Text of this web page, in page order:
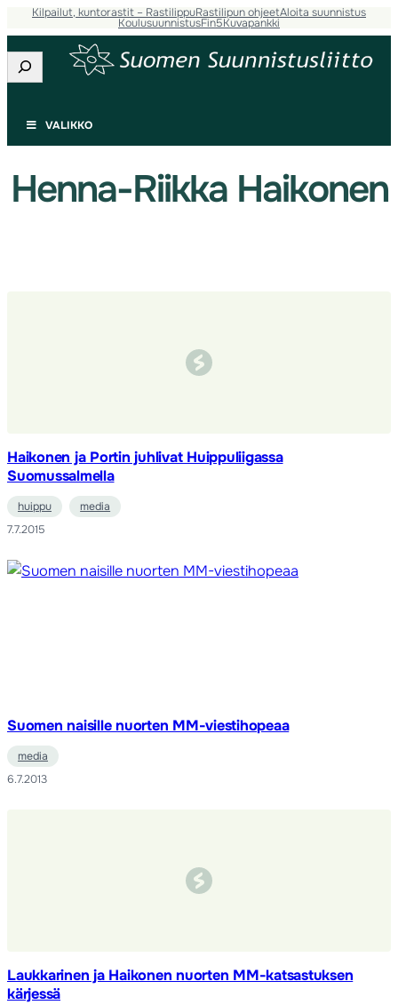
Siirry
sisältöön
Kilpailut, kuntorastit – RastilippuRastilipun ohjeetAloita suunnistus
KoulusuunnistusFin5Kuvapankki
Etsi
VALIKKO
Henna-Riikka Haikonen
Haikonen ja Portin juhlivat Huippuliigassa
Suomussalmella
huippu
media
7.7.2015
Suomen naisille nuorten MM-viestihopeaa
media
6.7.2013
Laukkarinen ja Haikonen nuorten MM-katsastuksen
kärjessä